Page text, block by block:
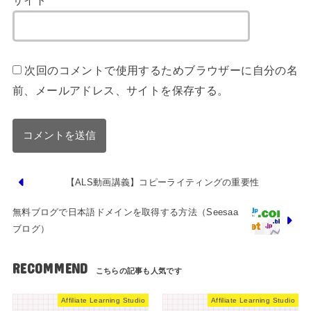
次回のコメントで使用するためブラウザーに自分の名
前、メールアドレス、サイトを保存する。
【ALS動画講義】コピーライティングの重要性
無料ブログで日本語ドメインを取得する方法（Seesaa
ブログ）
RECOMMEND
Affiliate Learning Studio Affiliate Learning Studio